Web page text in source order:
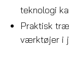
teknologi
Praktisk
værktøjer i